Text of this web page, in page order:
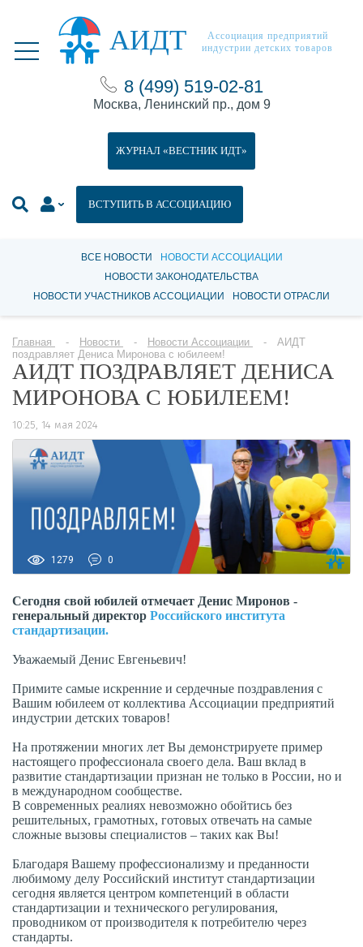
АИДТ
Ассоциация предприятий
индустрии детских товаров
8 (499) 519-02-81
Москва, Ленинский пр., дом 9
ВСТУПИТЬ В АССОЦИАЦИЮ
ЖУРНАЛ «ВЕСТНИК ИДТ»
ВСЕ НОВОСТИ
НОВОСТИ АССОЦИАЦИИ
НОВОСТИ ЗАКОНОДАТЕЛЬСТВА
НОВОСТИ УЧАСТНИКОВ АССОЦИАЦИИ
НОВОСТИ ОТРАСЛИ
Главная Новости Новости Ассоциации
АИДТ
поздравляет Дениса Миронова с юбилеем!
АИДТ ПОЗДРАВЛЯЕТ ДЕНИСА
МИРОНОВА С ЮБИЛЕЕМ!
10:25, 14 мая 2024
1279 0
Сегодня свой юбилей отмечает Денис Миронов -
генеральный директор Российского института
стандартизации.
Уважаемый Денис Евгеньевич!
Примите самые искренние и сердечные поздравления с
Вашим юбилеем от коллектива Ассоциации предприятий
индустрии детских товаров!
На протяжении многих лет Вы демонстрируете пример
настоящего профессионала своего дела. Ваш вклад в
развитие стандартизации признан не только в России, но и
в международном сообществе.
В современных реалиях невозможно обойтись без
решительных, грамотных, готовых отвечать на самые
сложные вызовы специалистов – таких как Вы!
Благодаря Вашему профессионализму и преданности
любимому делу Российский институт стандартизации
сегодня является центром компетенций в области
стандартизации и технического регулирования,
проводником от производителя к потребителю через
стандарты.